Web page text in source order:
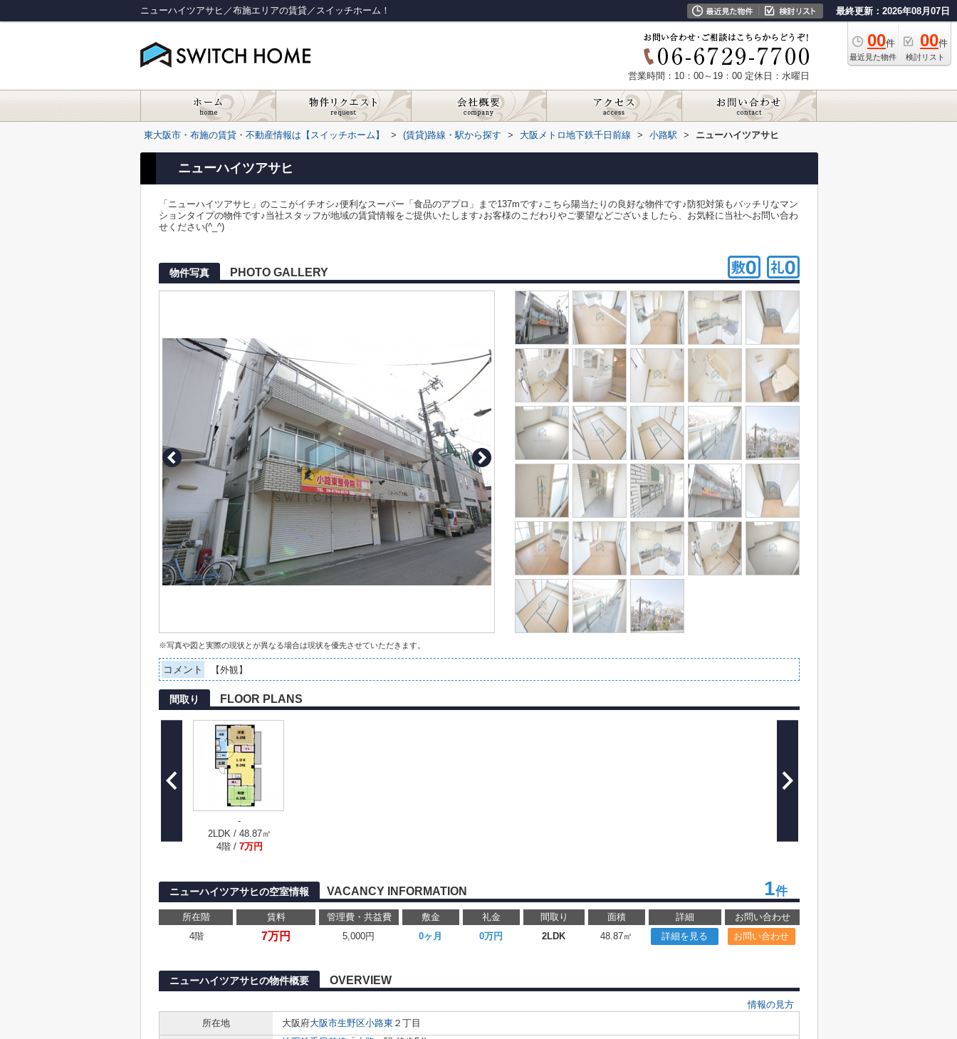
ニューハイツアサヒ／布施エリアの賃貸／スイッチホーム！ 最終更新：2026年08月07日
00件
最近見た物件
00件
検討リスト
営業時間：10：00～19：00 定休日：水曜日
東大阪市・布施の賃貸・不動産情報は【スイッチホーム】 > (賃貸)路線・駅から探す > 大阪メトロ地下鉄千日前線 > 小路駅 > ニューハイツアサヒ
ニューハイツアサヒ
「ニューハイツアサヒ」のここがイチオシ♪便利なスーパー「食品のアプロ」まで137mです♪こちら陽当たりの良好な物件です♪防犯対策もバッチリなマン
ションタイプの物件です♪当社スタッフが地域の賃貸情報をご提供いたします♪お客様のこだわりやご要望などございましたら、お気軽に当社へお問い合わ
せください(^_^)
物件写真 PHOTO GALLERY
※写真や図と実際の現状とが異なる場合は現状を優先させていただきます。
コメント 【外観】
間取り FLOOR PLANS
-
2LDK / 48.87㎡
4階 / 7万円
ニューハイツアサヒの空室情報 VACANCY INFORMATION 1件
所在階 賃料 管理費・共益費 敷金 礼金 間取り 面積 詳細
お問い合わせ
4階
7万円 5,000円 0ヶ月 0万円 2LDK 48.87㎡ 詳細を見る お問い合わせ
ニューハイツアサヒの物件概要 OVERVIEW
情報の見方
所在地
大阪府大阪市生野区小路東 ２丁目